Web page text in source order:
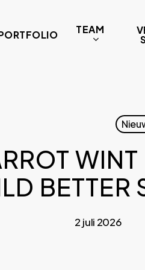
TEAM
BETTER
2 juli 2026